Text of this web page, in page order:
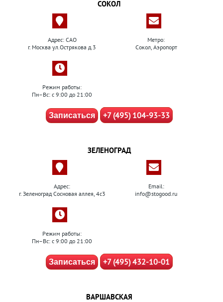
СОКОЛ
Адрес: САО
г. Москва ул.Острякова д.3
Метро:
Сокол, Аэропорт
Режим работы:
Пн–Вс: с 9:00 до 21:00
Записаться +7 (495) 104-93-33
ЗЕЛЕНОГРАД
Адрес:
г. Зеленоград Сосновая аллея, 4с3
Email:
info@stogood.ru
Режим работы:
Пн–Вс: с 9:00 до 21:00
Записаться +7 (495) 432-10-01
ВАРШАВСКАЯ